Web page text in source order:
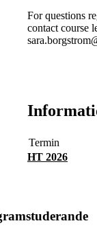
For questions
contact course
Termin
HT 2026